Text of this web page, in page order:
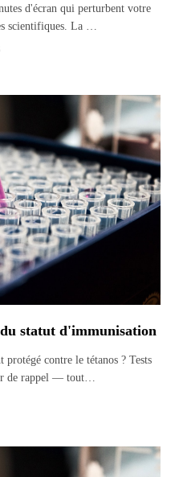
d'écran qui perturbent votre
scientifiques. La
statut d'immunisation
contre le tétanos ? Tests
de rappel — tout